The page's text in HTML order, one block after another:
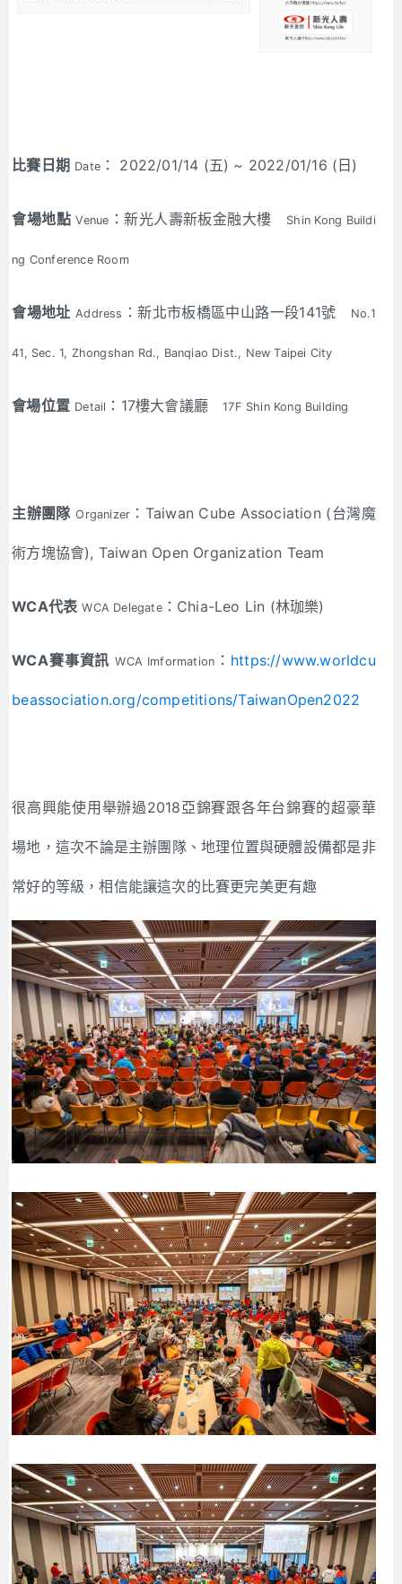
比賽日期 Date ： 2022/01/14 (五) ~ 2022/01/16 (日)
會場地點 Venue ：新光人壽新板金融大樓 Shin Kong Buildi
ng Conference Room
會場地址 Address ：新北市板橋區中山路一段141號 No.1
41, Sec. 1, Zhongshan Rd., Banqiao Dist., New Taipei City
會場位置 Detail ：17樓大會議廳17F Shin Kong Building
主辦團隊 Organizer ：Taiwan Cube Association (台灣魔
術方塊協會), Taiwan Open Organization Team
WCA代表 WCA Delegate：Chia-Leo Lin (林珈樂)
WCA賽事資訊 WCA Imformation ： https://www.worldcu
beassociation.org/competitions/TaiwanOpen2022
很高興能使用舉辦過2018亞錦賽跟各年台錦賽的超豪華
場地，這次不論是主辦團隊、地理位置與硬體設備都是非
常好的等級，相信能讓這次的比賽更完美更有趣